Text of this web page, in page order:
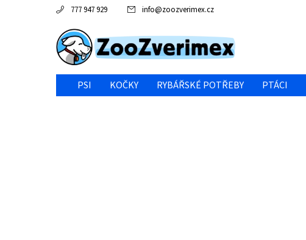
777 947 929 info@zoozverimex.cz
PSI KOČKY RYBÁŘSKÉ POTŘEBY PTÁCI